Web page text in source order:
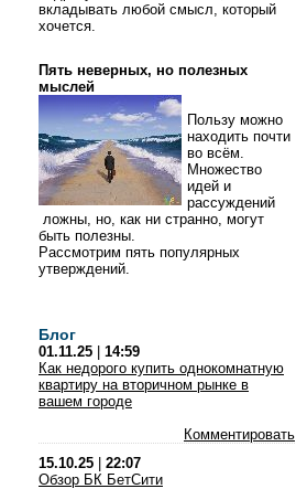
вкладывать любой смысл, который
хочется.
Пять неверных, но полезных
мыслей
Пользу можно
находить почти
во всём.
Множество
идей и
рассуждений
ложны, но, как ни странно, могут
быть полезны.
Рассмотрим пять популярных
утверждений.
Блог
01.11.25
14:59
Как недорого купить однокомнатную
квартиру на вторичном рынке в
вашем городе
Комментировать
15.10.25
22:07
Обзор БК БетСити